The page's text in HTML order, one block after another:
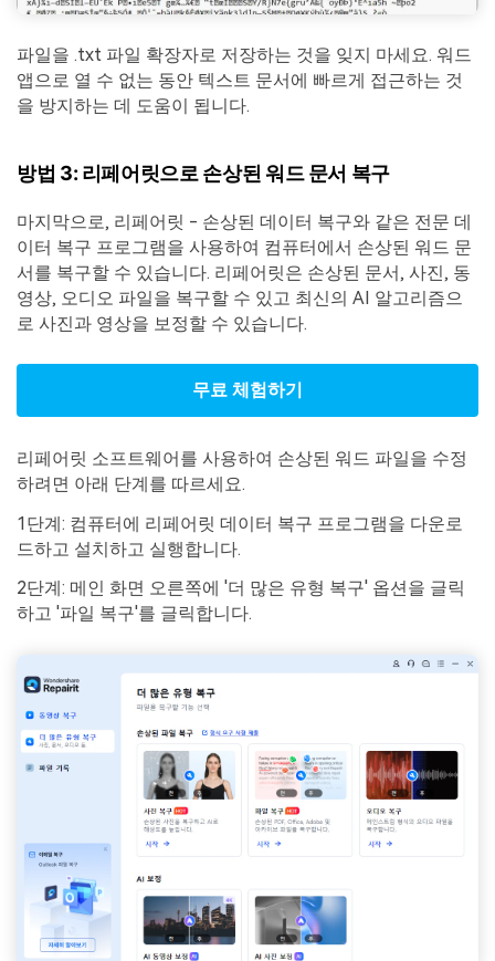
파일을 .txt 파일 확장자로 저장하는 것을 잊지 마세요. 워드
앱으로 열 수 없는 동안 텍스트 문서에 빠르게 접근하는 것
을 방지하는 데 도움이 됩니다.
방법 3: 리페어릿으로 손상된 워드 문서 복구
마지막으로, 리페어릿 - 손상된 데이터 복구와 같은 전문 데
이터 복구 프로그램을 사용하여 컴퓨터에서 손상된 워드 문
서를 복구할 수 있습니다. 리페어릿은 손상된 문서, 사진, 동
영상, 오디오 파일을 복구할 수 있고 최신의 AI 알고리즘으
로 사진과 영상을 보정할 수 있습니다.
무료 체험하기
리페어릿 소프트웨어를 사용하여 손상된 워드 파일을 수정
하려면 아래 단계를 따르세요.
1단계: 컴퓨터에 리페어릿 데이터 복구 프로그램을 다운로
드하고 설치하고 실행합니다.
2단계: 메인 화면 오른쪽에 '더 많은 유형 복구' 옵션을 글릭
하고 '파일 복구'를 글릭합니다.